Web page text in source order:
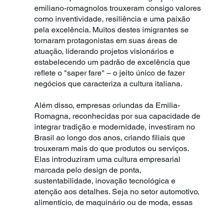
emiliano-romagnolos trouxeram consigo valores
como inventividade, resiliência e uma paixão
pela excelência. Muitos destes imigrantes se
tornaram protagonistas em suas áreas de
atuação, liderando projetos visionários e
estabelecendo um padrão de excelência que
reflete o "saper fare" – o jeito único de fazer
negócios que caracteriza a cultura italiana.
Além disso, empresas oriundas da Emilia-
Romagna, reconhecidas por sua capacidade de
integrar tradição e modernidade, investiram no
Brasil ao longo dos anos, criando filiais que
trouxeram mais do que produtos ou serviços.
Elas introduziram uma cultura empresarial
marcada pelo design de ponta,
sustentabilidade, inovação tecnológica e
atenção aos detalhes. Seja no setor automotivo,
alimentício, de maquinário ou de moda, essas